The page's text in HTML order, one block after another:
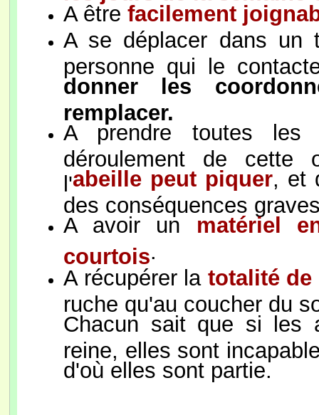
A être facilement
A se déplacer dans un
personne qui le
donner les
remplacer.
A prendre toutes les
déroulement de cette
l'abeille peut piquer, et
des conséquences
A avoir un matériel
courtois.
A récupérer latotalité de
ruche qu'au coucher du
Chacun sait que si les
reine, elles sont
d'où elles sont partie.